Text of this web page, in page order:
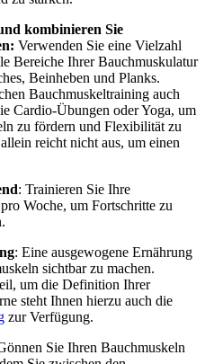
kombinieren Sie
Verwenden Sie eine Vielzahl
Bereiche Ihrer Bauchmuskulatur
Beinheben und Planks.
Bauchmuskeltraining auch
Cardio-Übungen oder Yoga, um
zu fördern und Flexibilität zu
reicht nicht aus, um einen
: Trainieren Sie Ihre
Woche, um Fortschritte zu
: Eine ausgewogene Ernährung
sichtbar zu machen.
um die Definition Ihrer
steht Ihnen hierzu auch die
zur Verfügung.
Sie Ihren Bauchmuskeln